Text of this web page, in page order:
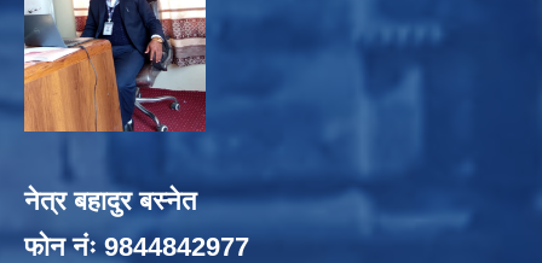
नेत्र बहादुर बस्नेत
फोन नंः 9844842977